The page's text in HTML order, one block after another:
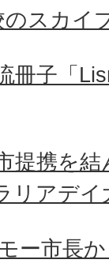
のスカイ
冊子「
提携を
リアデ
ー市長